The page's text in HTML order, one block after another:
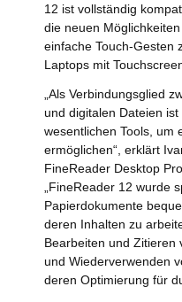
12 ist vollständig
die neuen
einfache Touch-Gesten
Laptops mit
„Als Verbindungsglied
und digitalen Dateien
wesentlichen Tools, um
ermöglichen“, erklärt
FineReader Desktop
„FineReader 12 wurde
Papierdokumente
deren Inhalten zu
Bearbeiten und Zitieren
und Wiederverwenden
deren Optimierung für